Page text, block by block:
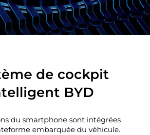
de cockpit
BYD
du smartphone sont intégrées
embarquée du véhicule.